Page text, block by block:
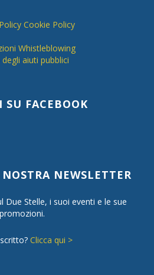
Cookie Policy
Whistleblowing
degli aiuti pubblici
SU FACEBOOK
NEWSLETTER
Due Stelle, i suoi eventi e le sue
promozioni.
Clicca qui >